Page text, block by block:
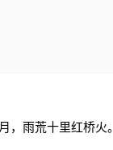
，雨荒十里红桥火。